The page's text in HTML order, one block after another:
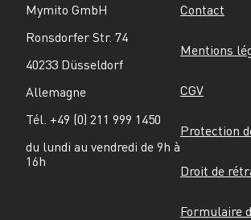
Mymito GmbH
Ronsdorfer Str. 74
40233 Düsseldorf
Allemagne
Tél. +49 (0) 211 999 1450
du lundi au vendredi de 9h à
16h
Contact
Mentions
CGV
Protection
Droit de
Formulaire